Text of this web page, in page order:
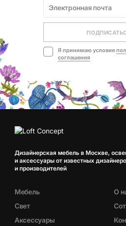
Я принимаю условия
соглашения
Дизайнерская мебель в Москве,
и аксессуары от известных
и производителей
Мебель
Свет
Аксессуары
О